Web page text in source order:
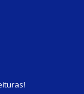
!